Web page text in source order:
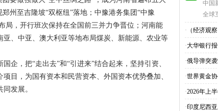
州至吉隆坡“双枢纽”落地；中豫港务集团“中豫
局，开行班次保持在全国前三并力争晋位；河南能
、中亚、澳大利亚等地布局煤炭、新能源、农业等
企，把“走出去”和“引进来”结合起来，坚持引资、
目，为国有资本和民营资本、外国资本优势叠加、
发展。
中国
全球
· （经济观
·大华银行
·俄导弹突
·世界黄金
·2026年上
·印度尼西